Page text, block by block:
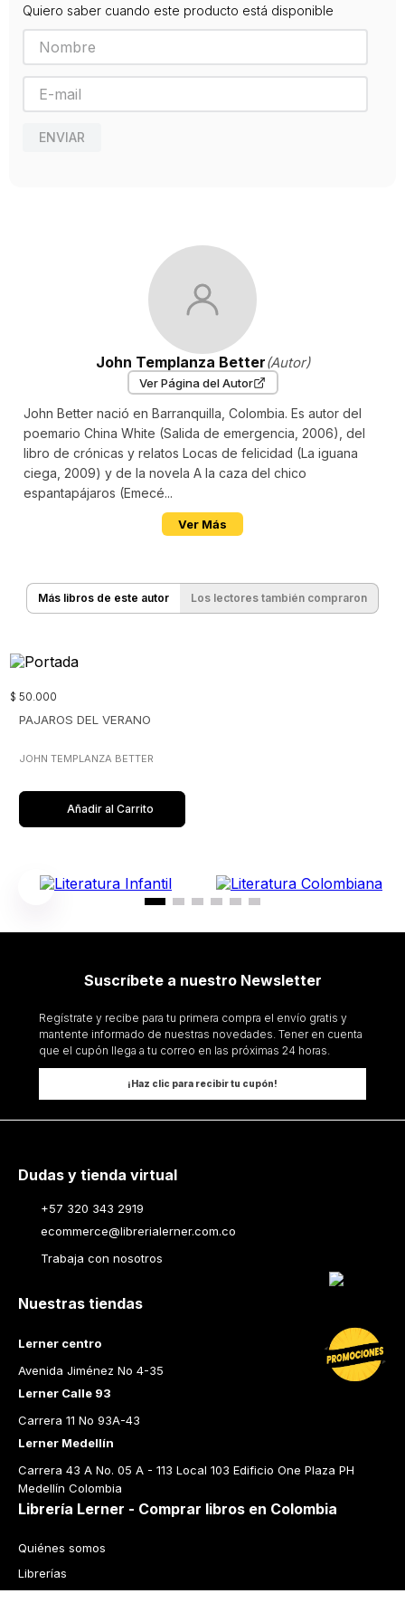
Editorial
SEIX BARRAL
Año de publicación
2020
Quiero saber cuando este producto está disponible
ENVIAR
John Templanza Better(Autor)
Ver Página del Autor
John Better nació en Barranquilla, Colombia. Es autor del
poemario China White (Salida de emergencia, 2006), del
libro de crónicas y relatos Locas de felicidad (La iguana
ciega, 2009) y de la novela A la caza del chico
espantapájaros (Emecé...
Ver Más
Más libros de este autor Los lectores también compraron
$ 50.000
PAJAROS DEL VERANO
JOHN TEMPLANZA BETTER
Añadir al Carrito
Suscríbete a nuestro Newsletter
Regístrate y recibe para tu primera compra el envío gratis y
mantente informado de nuestras novedades. Tener en cuenta
que el cupón llega a tu correo en las próximas 24 horas.
¡Haz clic para recibir tu cupón!
Dudas y tienda virtual
+57 320 343 2919
ecommerce@librerialerner.com.co
Trabaja con nosotros
Nuestras tiendas
Lerner centro
Avenida Jiménez No 4-35
Lerner Calle 93
Carrera 11 No 93A-43
Lerner Medellín
Carrera 43 A No. 05 A - 113 Local 103 Edificio One Plaza PH
Medellín Colombia
Librería Lerner - Comprar libros en Colombia
Quiénes somos
Librerías